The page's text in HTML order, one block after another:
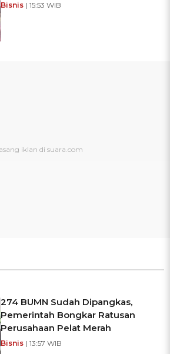
Bisnis | 15:53 WIB
274 BUMN Sudah Dipangkas,
Pemerintah Bongkar Ratusan
Perusahaan Pelat Merah
Bisnis | 13:57 WIB